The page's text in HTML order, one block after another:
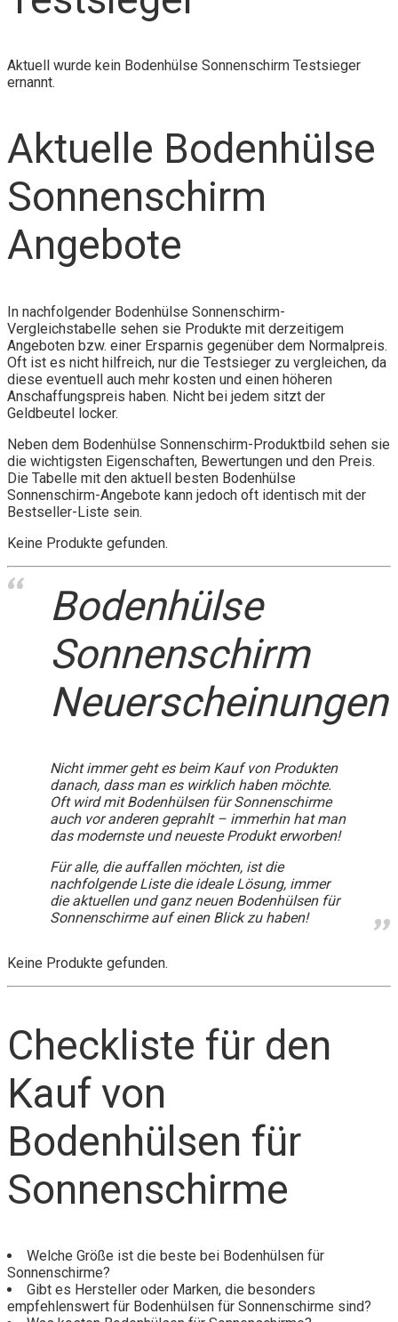
Aktuell wurde kein Bodenhülse Sonnenschirm Testsieger
ernannt.
Aktuelle Bodenhülse
Sonnenschirm
Angebote
In nachfolgender Bodenhülse Sonnenschirm-
Vergleichstabelle sehen sie Produkte mit derzeitigem
Angeboten bzw. einer Ersparnis gegenüber dem Normalpreis.
Oft ist es nicht hilfreich, nur die Testsieger zu vergleichen, da
diese eventuell auch mehr kosten und einen höheren
Anschaffungspreis haben. Nicht bei jedem sitzt der
Geldbeutel locker.
Neben dem Bodenhülse Sonnenschirm-Produktbild sehen sie
die wichtigsten Eigenschaften, Bewertungen und den Preis.
Die Tabelle mit den aktuell besten Bodenhülse
Sonnenschirm-Angebote kann jedoch oft identisch mit der
Bestseller-Liste sein.
Keine Produkte gefunden.
Bodenhülse
Sonnenschirm
Neuerscheinungen
Nicht immer geht es beim Kauf von Produkten
danach, dass man es wirklich haben möchte.
Oft wird mit Bodenhülsen für Sonnenschirme
auch vor anderen geprahlt – immerhin hat man
das modernste und neueste Produkt erworben!
Für alle, die auffallen möchten, ist die
nachfolgende Liste die ideale Lösung, immer
die aktuellen und ganz neuen Bodenhülsen für
Sonnenschirme auf einen Blick zu haben!
Keine Produkte gefunden.
Checkliste für den
Kauf von
Bodenhülsen für
Sonnenschirme
Welche Größe ist die beste bei Bodenhülsen für
Sonnenschirme?
Gibt es Hersteller oder Marken, die besonders
empfehlenswert für Bodenhülsen für Sonnenschirme sind?